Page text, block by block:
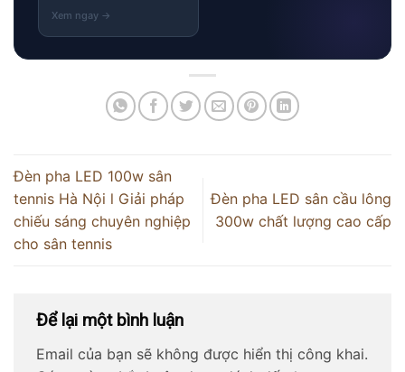
Đèn pha LED 100w sân
tennis Hà Nội l Giải pháp
chiếu sáng chuyên nghiệp
cho sân tennis
Đèn pha LED sân cầu lông
300w chất lượng cao cấp
Để lại một bình luận
Email của bạn sẽ không được hiển thị công khai.